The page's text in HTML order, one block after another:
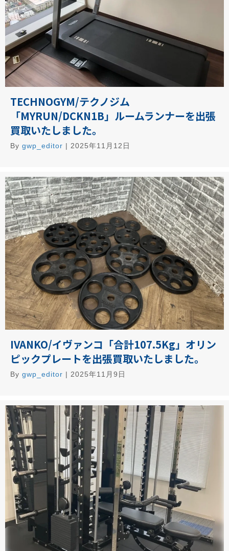
TECHNOGYM/テクノジム
「MYRUN/DCKN1B」ルームランナーを出張
買取いたしました。
By gwp_editor | 2025年11月12日
IVANKO/イヴァンコ「合計107.5Kg」オリン
ピックプレートを出張買取いたしました。
By gwp_editor | 2025年11月9日